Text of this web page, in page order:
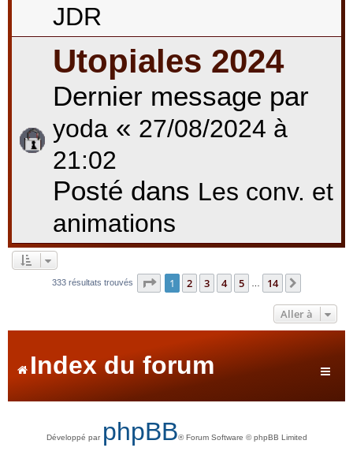
JDR
Utopiales 2024
Dernier message par
yoda « 27/08/2024 à
21:02
Posté dans Les conv. et
animations
333 résultats trouvés Page 1sur14
1 2 3 4 5 14
Aller à
Index du forum
Développé par phpBB® Forum Software © phpBB Limited